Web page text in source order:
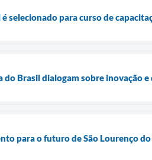
é selecionado para curso de
Brasil dialogam sobre inovação
para o futuro de São Lourenço do